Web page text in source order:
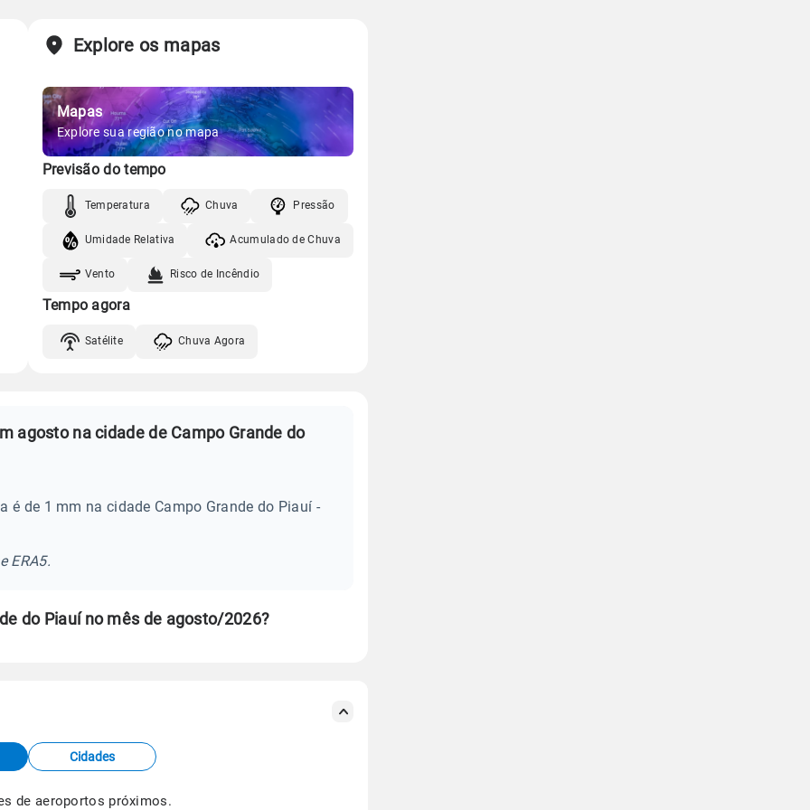
Vento Umidade
05:54h às 17:44h
Minguante
Gráfico
Vento Umidade
Explore os mapas
Mapas
Explore sua região no mapa
Previsão do tempo
Temperatura Chuva Pressão
Umidade Relativa Acumulado de Chuva
Vento Risco de Incêndio
Tempo agora
Satélite Chuva Agora
agosto na cidade de Campo Grande do
é de 1 mm na cidade Campo Grande do Piauí -
ERA5.
do Piauí no mês de agosto/2026?
Cidades
de aeroportos próximos.